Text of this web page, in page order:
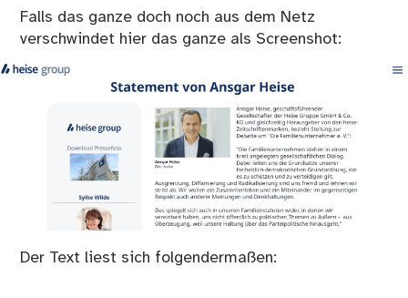
Falls das ganze doch noch aus dem Netz
verschwindet hier das ganze als Screenshot:
Der Text liest sich folgendermaßen: